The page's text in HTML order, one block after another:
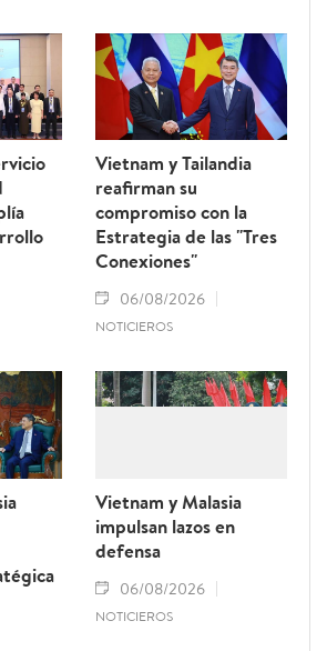
Vietnam y Tailandia
reafirman su
compromiso con la
Estrategia de las "Tres
Conexiones"
06/08/2026
NOTICIEROS
Vietnam y Malasia
impulsan lazos en
defensa
06/08/2026
NOTICIEROS